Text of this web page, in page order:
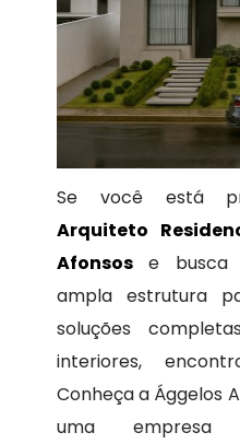
Se você está
Arquiteto
Afonsose busca
ampla estrutura
soluções
interiores,
Conheça a Ággelos
uma empresa